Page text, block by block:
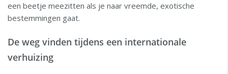
een beetje meezitten als je naar vreemde, exotische
bestemmingen gaat.
De weg vinden tijdens een internationale
verhuizing